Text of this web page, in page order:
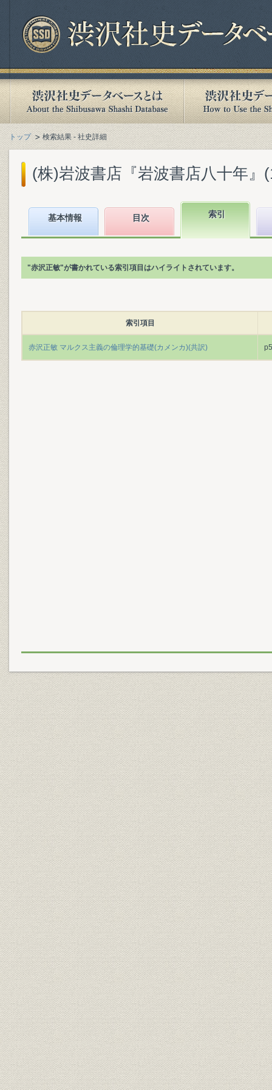
トップ 検索結果 - 社史詳細
(株)岩波書店『岩波書店八十年』
基本情報 目次 索引
"赤沢正敏"が書かれている索引項目はハイライトされています。
索引項目
赤沢正敏 マルクス主義の倫理学的基礎(カメンカ)(共訳)